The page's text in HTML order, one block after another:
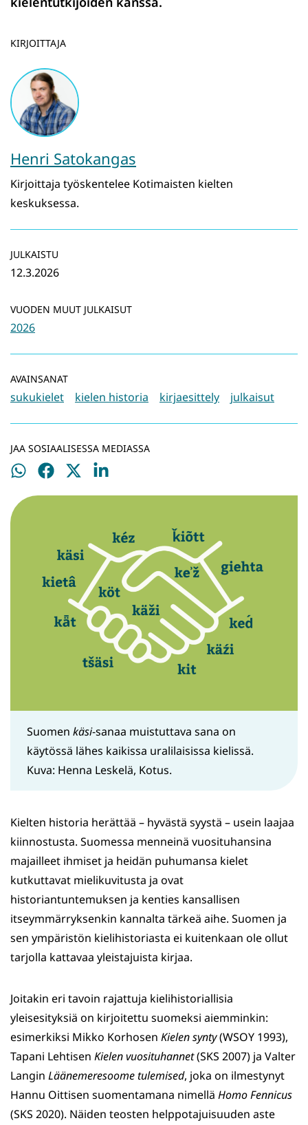
KIRJOITTAJA
Henri Satokangas
Kirjoittaja työskentelee Kotimaisten kielten
keskuksessa.
JULKAISTU
12.3.2026
VUODEN MUUT JULKAISUT
2026
AVAINSANAT
sukukielet kielen historia kirjaesittely julkaisut
JAA SOSIAALISESSA MEDIASSA
Jaa
Jaa
Jaa
Jaa
Suomen käsi-sanaa muistuttava sana on
käytössä lähes kaikissa uralilaisissa kielissä.
Kuva: Henna Leskelä, Kotus.
Kielten historia herättää – hyvästä syystä – usein laajaa
kiinnostusta. Suomessa menneinä vuosituhansina
majailleet ihmiset ja heidän puhumansa kielet
kutkuttavat mielikuvitusta ja ovat
historiantuntemuksen ja kenties kansallisen
itseymmärryksenkin kannalta tärkeä aihe. Suomen ja
sen ympäristön kielihistoriasta ei kuitenkaan ole ollut
tarjolla kattavaa yleistajuista kirjaa.
Joitakin eri tavoin rajattuja kielihistoriallisia
yleisesityksiä on kirjoitettu suomeksi aiemminkin:
esimerkiksi Mikko Korhosen Kielen synty(WSOY 1993),
Tapani Lehtisen Kielen vuosituhannet(SKS 2007) ja Valter
Langin Läänemeresoome tulemised, joka on ilmestynyt
Hannu Oittisen suomentamana nimellä Homo Fennicus
(SKS 2020). Näiden teosten helppotajuisuuden aste